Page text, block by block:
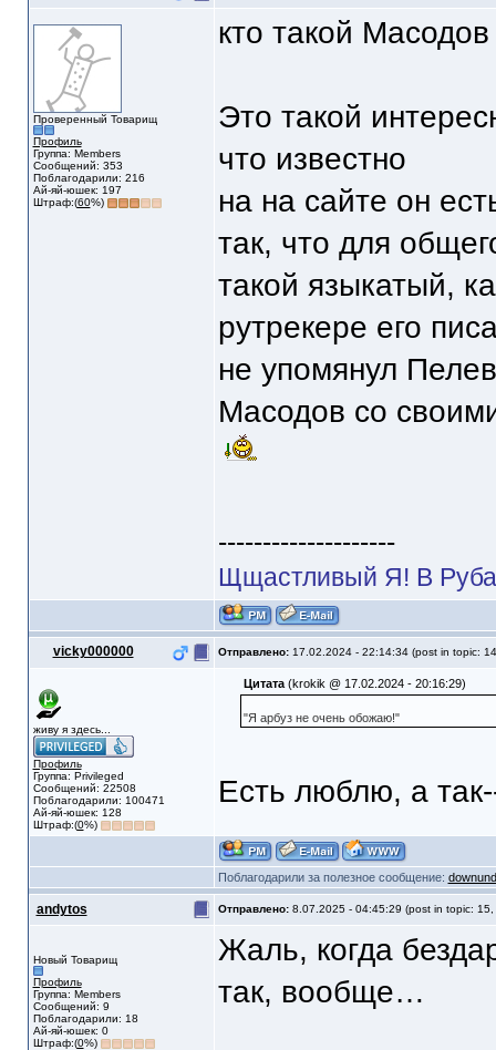
Проверенный Товарищ
Профиль
Группа: Members
Сообщений: 353
Поблагодарили: 216
Ай-яй-юшек: 197
Штраф:(60%)
кто такой
Это такой
что известно
на на сайте он
так, что для
такой языкатый,
рутрекере его
не упомянул
Масодов со
--------------------
Щщастливый Я! В
vicky000000 Отправлено: 17.02.2024 - 22:14:34 (post in topic:
живу я здесь...
Профиль
Группа: Privileged
Сообщений: 22508
Поблагодарили: 100471
Ай-яй-юшек: 128
Штраф:(0%)
Цитата(krokik @ 17.02.2024 - 20:16:29)
"Я арбуз не очень обожаю!"
Есть люблю, а
Поблагодарили за полезное сообщение:
andytos Отправлено: 8.07.2025 - 04:45:29 (post in topic: 15,
Новый Товарищ
Профиль
Группа: Members
Сообщений: 9
Поблагодарили: 18
Ай-яй-юшек: 0
Штраф:(0%)
Жаль, когда
так, вообще…